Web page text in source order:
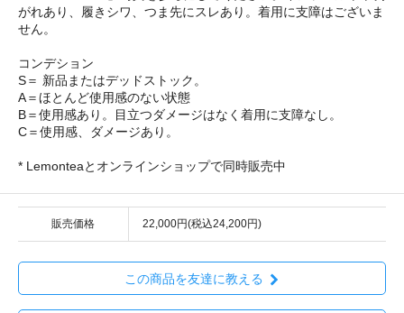
がれあり、履きシワ、つま先にスレあり。着用に支障はございま
せん。
コンデション
S＝ 新品またはデッドストック。
A＝ほとんど使用感のない状態
B＝使用感あり。目立つダメージはなく着用に支障なし。
C＝使用感、ダメージあり。
* Lemonteaとオンラインショップで同時販売中
販売価格 22,000円(税込24,200円)
この商品を友達に教える